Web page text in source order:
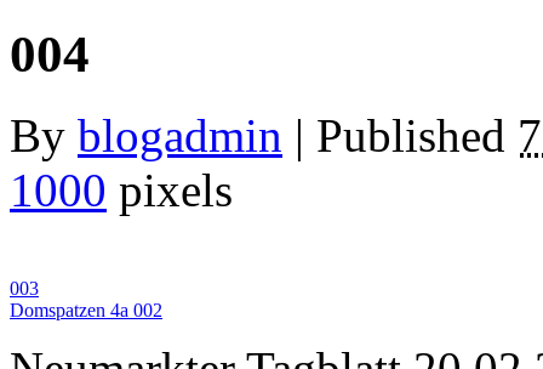
004
By blogadmin | Published
1000 pixels
003
Domspatzen 4a 002